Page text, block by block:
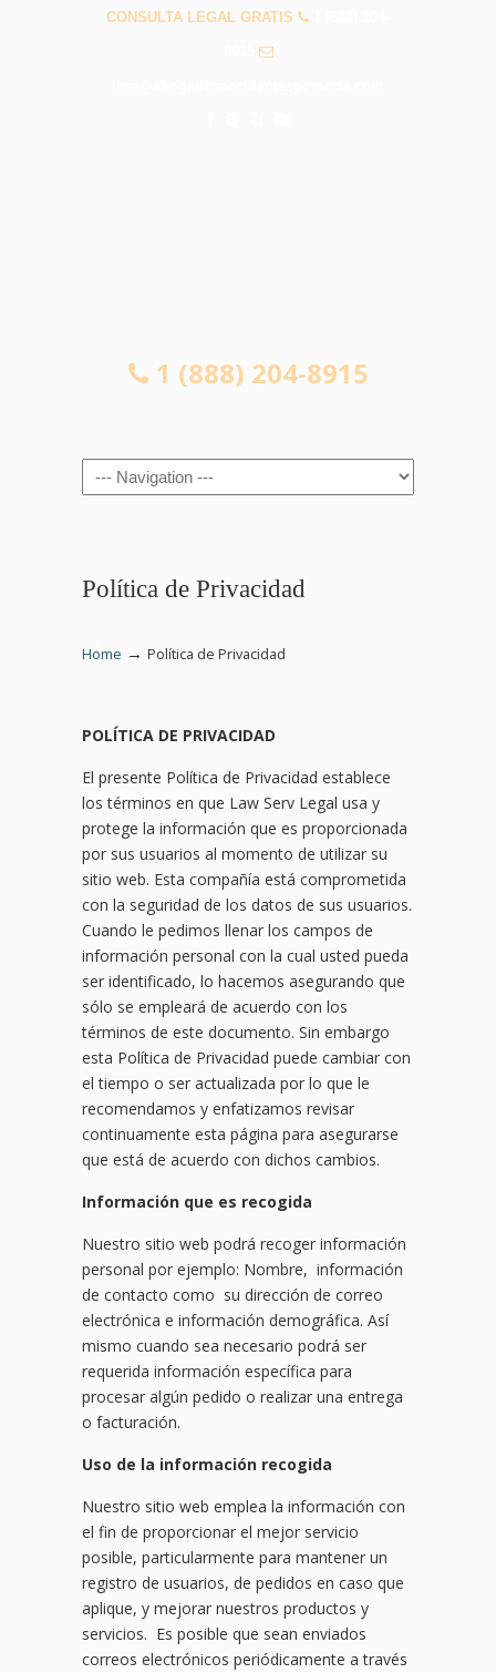
CONSULTA LEGAL GRATIS
1 (888) 204-8915
Navigation
Política de Privacidad
Home → Política de Privacidad
POLÍTICA DE PRIVACIDAD
El presente Política de Privacidad establece
los términos en que Law Serv Legal usa y
protege la información que es proporcionada
por sus usuarios al momento de utilizar su
sitio web. Esta compañía está comprometida
con la seguridad de los datos de sus usuarios.
Cuando le pedimos llenar los campos de
información personal con la cual usted pueda
ser identificado, lo hacemos asegurando que
sólo se empleará de acuerdo con los
términos de este documento. Sin embargo
esta Política de Privacidad puede cambiar con
el tiempo o ser actualizada por lo que le
recomendamos y enfatizamos revisar
continuamente esta página para asegurarse
que está de acuerdo con dichos cambios.
Información que es recogida
Nuestro sitio web podrá recoger información
personal por ejemplo: Nombre, información
de contacto como su dirección de correo
electrónica e información demográfica. Así
mismo cuando sea necesario podrá ser
requerida información específica para
procesar algún pedido o realizar una entrega
o facturación.
Uso de la información recogida
Nuestro sitio web emplea la información con
el fin de proporcionar el mejor servicio
posible, particularmente para mantener un
registro de usuarios, de pedidos en caso que
aplique, y mejorar nuestros productos y
servicios. Es posible que sean enviados
correos electrónicos periódicamente a través